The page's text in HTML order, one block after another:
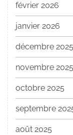
février 2026
janvier 2026
décembre 2025
novembre 2025
octobre 2025
septembre
août 2025